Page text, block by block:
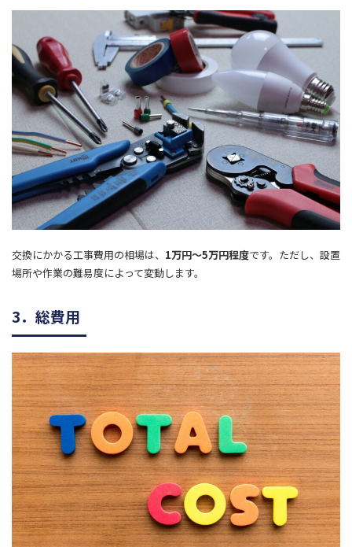
交換にかかる工事費用の相場は、 1万円～5万円程度です。ただし、設置
場所や作業の難易度によって変動します。
3．総費用